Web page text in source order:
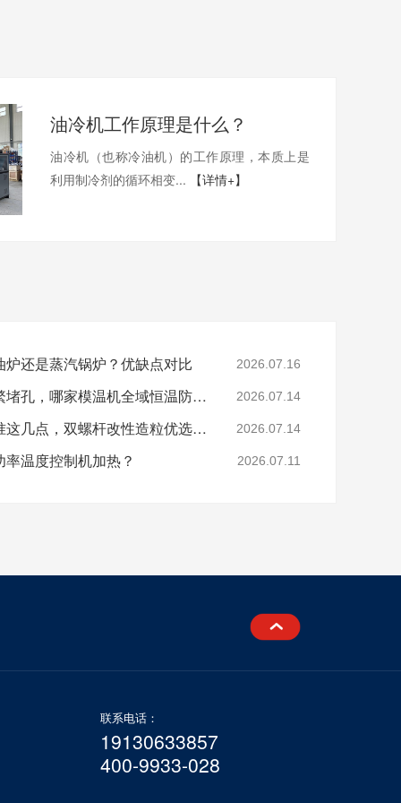
油冷机工作原理是什么？
油冷机（也称冷油机）的工作原理，本质上是
利用制冷剂的循环相变...
【详情+】
还是蒸汽锅炉？优缺点对比 2026.07.16
色母、玻纤造粒模头频繁堵孔，哪家模温机全域恒温防积碳？ 2026.07.14
分辨模温机厂家好坏认准这几点，双螺杆改性造粒优选珞石机械 2026.07.14
温度控制机加热？ 2026.07.11
联系电话：
19130633857
400-9933-028